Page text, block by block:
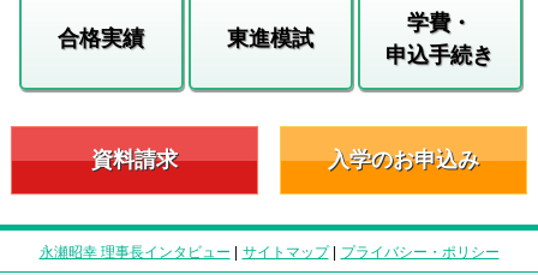
合格実績 東進模試
学費・
申込手続き
資料請求 入学のお申込み
永瀬昭幸 理事長インタビュー | サイトマップ| プライバシー・ポリシー